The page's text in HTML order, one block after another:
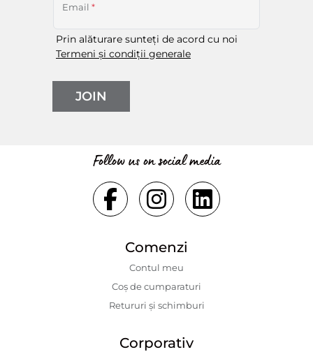
Email *
Prin alăturare sunteți de acord cu noi
Termeni și condiții generale
JOIN
Follow us on social media
Comenzi
Contul meu
Coș de cumparaturi
Retururi și schimburi
Corporativ